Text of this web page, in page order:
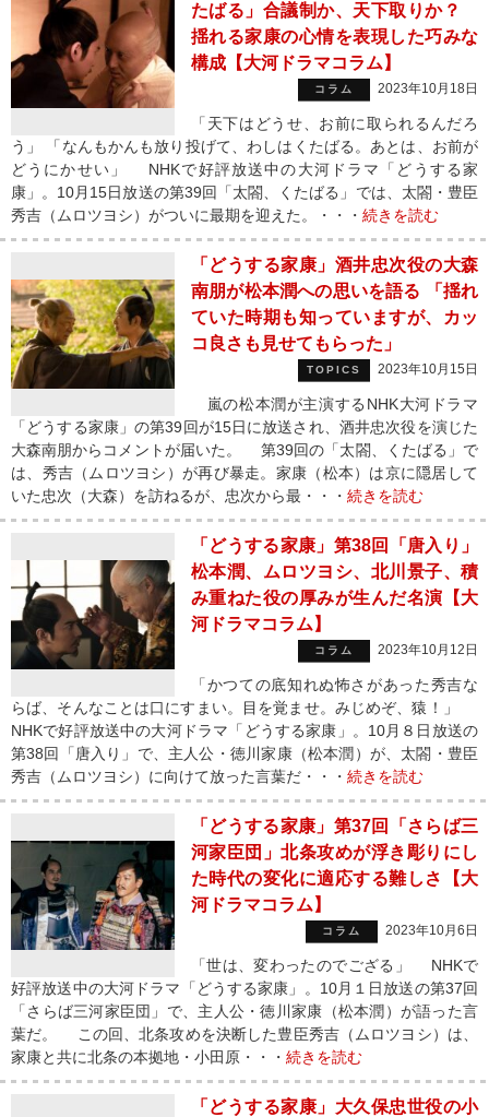
たばる」合議制か、天下取りか？
揺れる家康の心情を表現した巧みな
構成【大河ドラマコラム】
コラム 2023年10月18日
「天下はどうせ、お前に取られるんだろ
う」 「なんもかんも放り投げて、わしはくたばる。あとは、お前が
どうにかせい」 NHKで好評放送中の大河ドラマ「どうする家
康」。10月15日放送の第39回「太閤、くたばる」では、太閤・豊臣
秀吉（ムロツヨシ）がついに最期を迎えた。・・・ 続きを読む
「どうする家康」酒井忠次役の大森
南朋が松本潤への思いを語る 「揺れ
ていた時期も知っていますが、カッ
コ良さも見せてもらった」
TOPICS 2023年10月15日
嵐の松本潤が主演するNHK大河ドラマ
「どうする家康」の第39回が15日に放送され、酒井忠次役を演じた
大森南朋からコメントが届いた。 第39回の「太閤、くたばる」で
は、秀吉（ムロツヨシ）が再び暴走。家康（松本）は京に隠居して
いた忠次（大森）を訪ねるが、忠次から最・・・ 続きを読む
「どうする家康」第38回「唐入り」
松本潤、ムロツヨシ、北川景子、積
み重ねた役の厚みが生んだ名演【大
河ドラマコラム】
コラム 2023年10月12日
「かつての底知れぬ怖さがあった秀吉な
らば、そんなことは口にすまい。目を覚ませ。みじめぞ、猿！」
NHKで好評放送中の大河ドラマ「どうする家康」。10月８日放送の
第38回「唐入り」で、主人公・徳川家康（松本潤）が、太閤・豊臣
秀吉（ムロツヨシ）に向けて放った言葉だ・・・ 続きを読む
「どうする家康」第37回「さらば三
河家臣団」北条攻めが浮き彫りにし
た時代の変化に適応する難しさ【大
河ドラマコラム】
コラム 2023年10月6日
「世は、変わったのでござる」 NHKで
好評放送中の大河ドラマ「どうする家康」。10月１日放送の第37回
「さらば三河家臣団」で、主人公・徳川家康（松本潤）が語った言
葉だ。 この回、北条攻めを決断した豊臣秀吉（ムロツヨシ）は、
家康と共に北条の本拠地・小田原・・・ 続きを読む
「どうする家康」大久保忠世役の小